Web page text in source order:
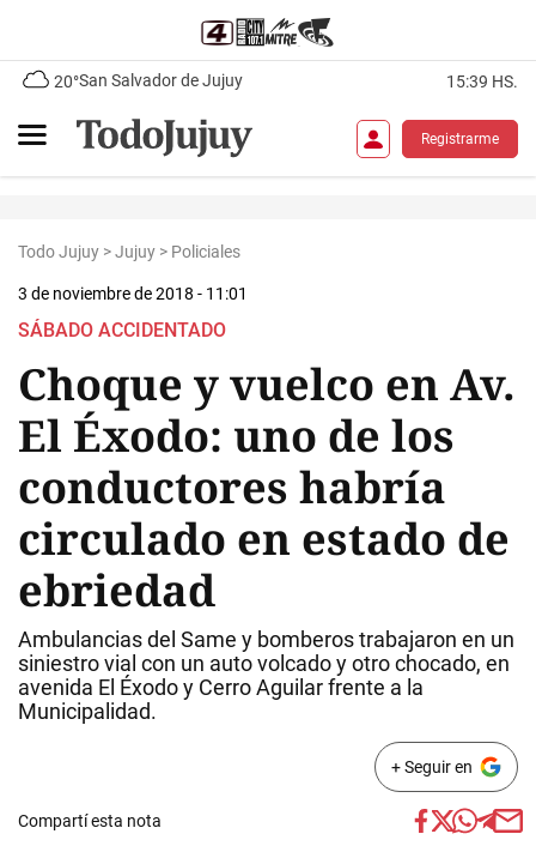
20°San Salvador de Jujuy 15:39 HS.
Registrarme
Todo Jujuy >Jujuy > Policiales
3 de noviembre de 2018 - 11:01
SÁBADO ACCIDENTADO
Choque y vuelco en Av.
El Éxodo: uno de los
conductores habría
circulado en estado de
ebriedad
Ambulancias del Same y bomberos trabajaron en un
siniestro vial con un auto volcado y otro chocado, en
avenida El Éxodo y Cerro Aguilar frente a la
Municipalidad.
+ Seguir en
Compartí esta nota